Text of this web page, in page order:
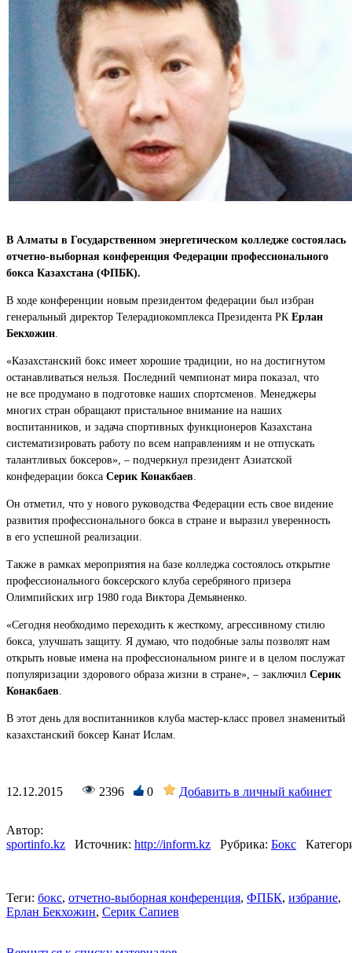
В Алматы в Государственном энергетическом колледже состоялась
отчетно-выборная конференция Федерации профессионального
бокса Казахстана (ФПБК).
В ходе конференции новым президентом федерации был избран
генеральный директор Телерадиокомплекса Президента РК Ерлан
Бекхожин
«Казахстанский бокс имеет хорошие традиции, но на достигнутом
останавливаться нельзя. Последний чемпионат мира показал, что
не все продумано в подготовке наших спортсменов. Менеджеры
многих стран обращают пристальное внимание на наших
воспитанников, и задача спортивных функционеров Казахстана
систематизировать работу по всем направлениям и не отпускать
талантливых боксеров», – подчеркнул президент Азиатской
конфедерации бокса Серик Конакбаев
Он отметил, что у нового руководства Федерации есть свое видение
развития профессионального бокса в стране и выразил уверенность
в его успешной реализации.
Также в рамках мероприятия на базе колледжа состоялось открытие
профессионального боксерского клуба серебряного призера
Олимпийских игр 1980 года Виктора Демьяненко.
«Сегодня необходимо переходить к жесткому, агрессивному стилю
бокса, улучшать защиту. Я думаю, что подобные залы позволят нам
открыть новые имена на профессиональном ринге и в целом послужат
популяризации здорового образа жизни в стране», – заключил Серик
Конакбаев
В этот день для воспитанников клуба мастер-класс провел знаменитый
казахстанский боксер Канат Ислам.
12.12.2015 2396 0 Добавить в личный кабинет
Автор:
sportinfo.kz
Источник: http://inform.kz Рубрика: Бокс
Теги: бокс, отчетно-выборная конференция, ФПБК, избрание,
Ерлан Бекхожин, Серик Сапиев